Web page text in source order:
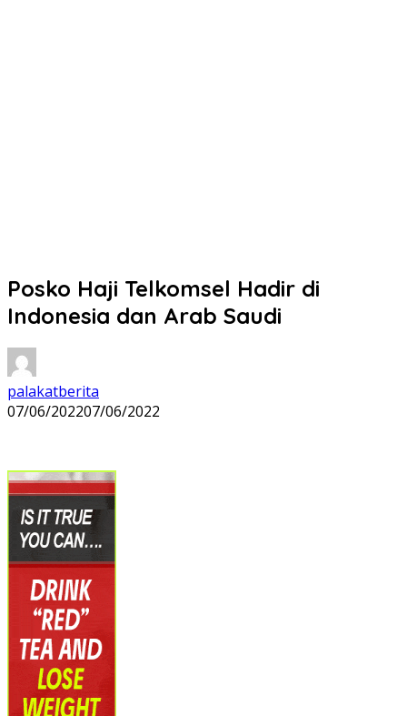
Posko Haji Telkomsel Hadir di
Indonesia dan Arab Saudi
palakatberita
07/06/202207/06/2022